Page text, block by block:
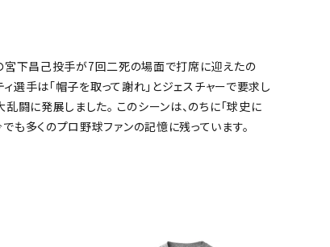
宮下昌己投手が7回二死の場面で打席に迎えたの
選手は「帽子を取って謝れ」とジェスチャーで要求し
闘に発展しました。 このシーンは、のちに「球史に
多くのプロ野球ファンの記憶に残っています。